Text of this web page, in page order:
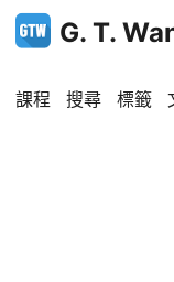
G. T.
課程 搜尋 標籤